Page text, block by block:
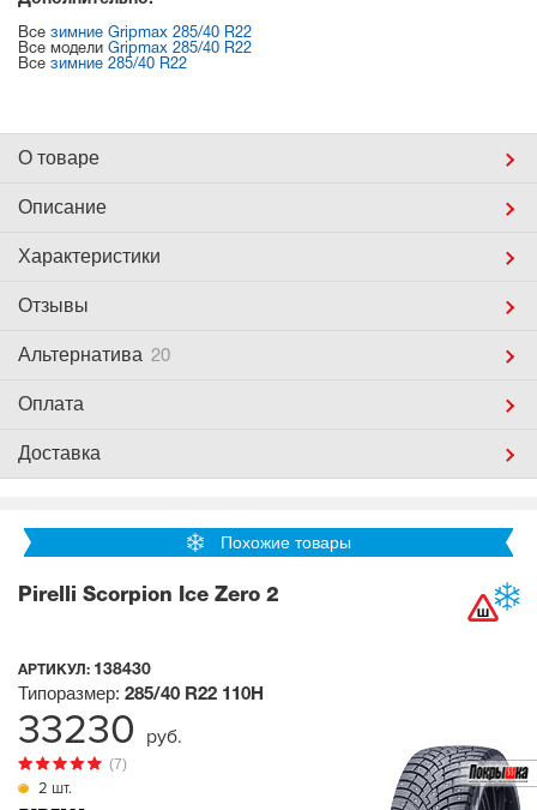
Все зимние Gripmax 285/40 R22
Все модели Gripmax 285/40 R22
Все зимние 285/40 R22
О товаре
Описание
Характеристики
Отзывы
Альтернатива 20
Оплата
Доставка
Похожие товары
Pirelli Scorpion Ice Zero 2
АРТИКУЛ: 138430
2 шт.
(7)
Типоразмер: 285/40 R22 110H
33230 руб.